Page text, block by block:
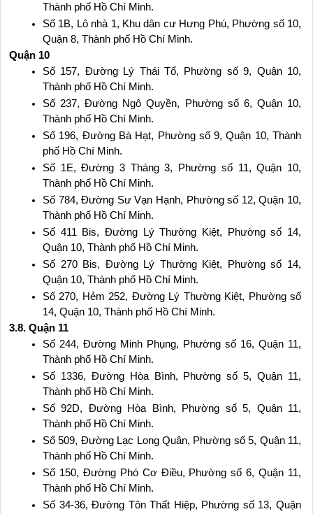
Thành phố Hồ Chí Minh.
Số 1B, Lô nhà 1, Khu dân cư Hưng Phú, Phường số 10,
Quận 8, Thành phố Hồ Chí Minh.
Quận 10
Số 157, Đường Lý Thái Tổ, Phường số 9, Quận 10,
Thành phố Hồ Chí Minh.
Số 237, Đường Ngô Quyền, Phường số 6, Quận 10,
Thành phố Hồ Chí Minh.
Số 196, Đường Bà Hạt, Phường số 9, Quận 10, Thành
phố Hồ Chí Minh.
Số 1E, Đường 3 Tháng 3, Phường số 11, Quận 10,
Thành phố Hồ Chí Minh.
Số 784, Đường Sư Vạn Hạnh, Phường số 12, Quận 10,
Thành phố Hồ Chí Minh.
Số 411 Bis, Đường Lý Thường Kiệt, Phường số 14,
Quận 10, Thành phố Hồ Chí Minh.
Số 270 Bis, Đường Lý Thường Kiệt, Phường số 14,
Quận 10, Thành phố Hồ Chí Minh.
Số 270, Hẻm 252, Đường Lý Thường Kiệt, Phường số
14, Quận 10, Thành phố Hồ Chí Minh.
3.8. Quận 11
Số 244, Đường Minh Phụng, Phường số 16, Quận 11,
Thành phố Hồ Chí Minh.
Số 1336, Đường Hòa Bình, Phường số 5, Quận 11,
Thành phố Hồ Chí Minh.
Số 92D, Đường Hòa Bình, Phường số 5, Quận 11,
Thành phố Hồ Chí Minh.
Số 509, Đường Lạc Long Quân, Phường số 5, Quận 11,
Thành phố Hồ Chí Minh.
Số 150, Đường Phó Cơ Điều, Phường số 6, Quận 11,
Thành phố Hồ Chí Minh.
Số 34-36, Đường Tôn Thất Hiệp, Phường số 13, Quận